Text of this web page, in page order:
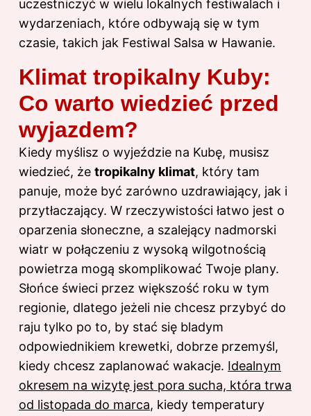
uczestniczyć w wielu lokalnych festiwalach i
wydarzeniach, które odbywają się w tym
czasie, takich jak Festiwal Salsa w Hawanie.
Klimat tropikalny Kuby:
Co warto wiedzieć przed
wyjazdem?
Kiedy myślisz o wyjeździe na Kubę, musisz
wiedzieć, że tropikalny klimat, który tam
panuje, może być zarówno uzdrawiający, jak i
przytłaczający. W rzeczywistości łatwo jest o
oparzenia słoneczne, a szalejący nadmorski
wiatr w połączeniu z wysoką wilgotnością
powietrza mogą skomplikować Twoje plany.
Słońce świeci przez większość roku w tym
regionie, dlatego jeżeli nie chcesz przybyć do
raju tylko po to, by stać się bladym
odpowiednikiem krewetki, dobrze przemyśl,
kiedy chcesz zaplanować wakacje. Idealnym
okresem na wizytę jest pora sucha, która trwa
od listopada do marca, kiedy temperatury